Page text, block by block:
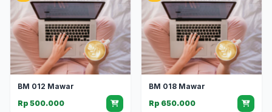
BM 012 Mawar
Rp 500.000
BM 018 Mawar
Rp 650.000